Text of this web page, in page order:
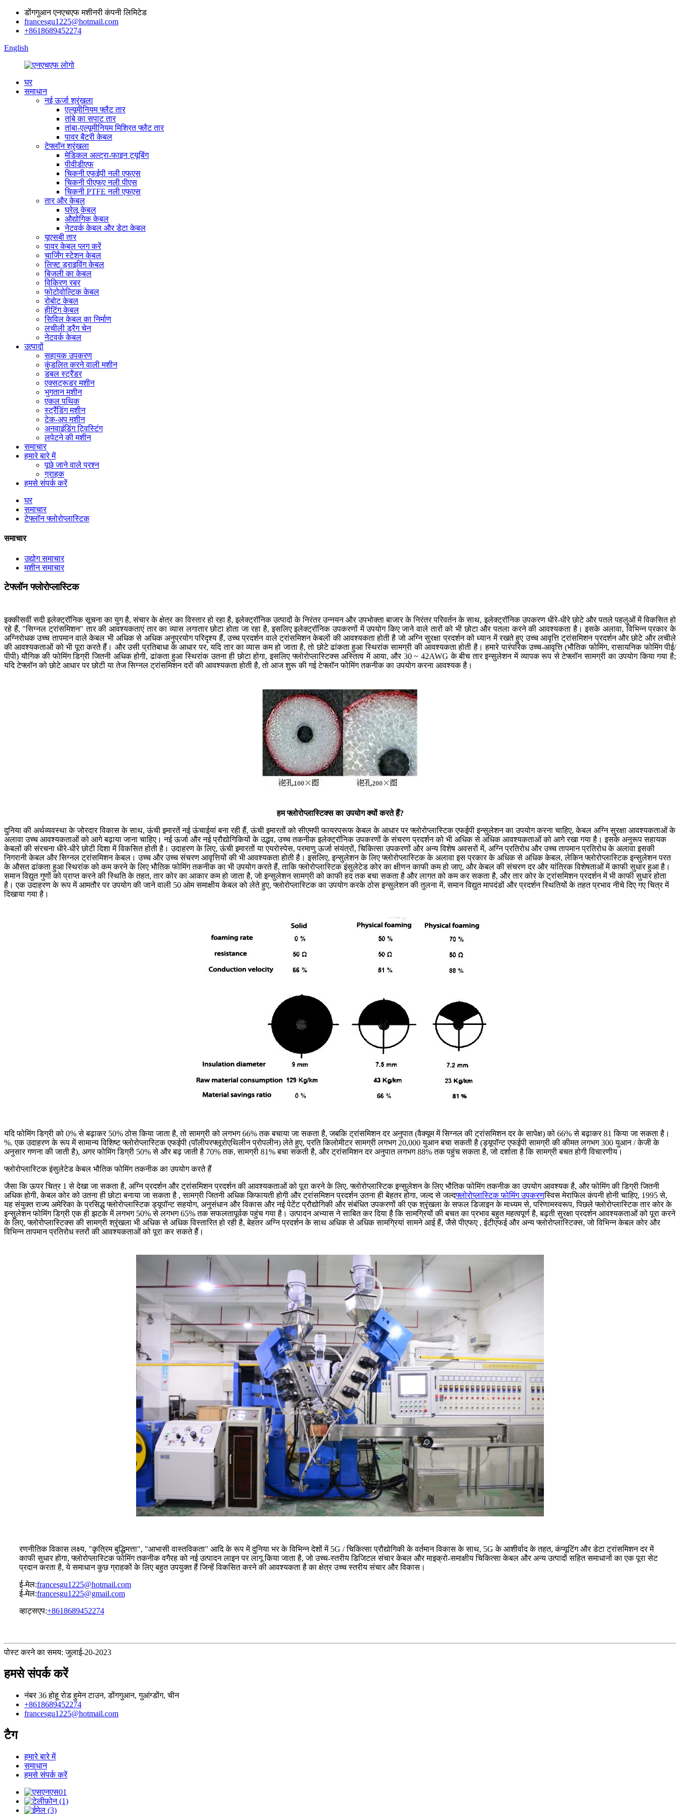
डोंगगुआन एनएचएफ मशीनरी कंपनी लिमिटेड
francesgu1225@hotmail.com
+8618689452274
English
घर
समाधान
नई ऊर्जा श्रृंखला
एल्यूमीनियम फ्लैट तार
तांबे का सपाट तार
तांबा-एल्यूमीनियम मिश्रित फ्लैट तार
पावर बैटरी केबल
टेफ्लॉन श्रृंखला
मेडिकल अल्ट्रा-फाइन ट्यूबिंग
पीवीडीएफ
चिकनी एफईपी नली एफएस
चिकनी पीएफए ​​नली पीएस
चिकनी PTFE नली एफएस
तार और केबल
घरेलू केबल
औद्योगिक केबल
नेटवर्क केबल और डेटा केबल
यूएसबी तार
पावर केबल प्लग करें
चार्जिंग स्टेशन केबल
लिफ्ट ड्राइविंग केबल
बिजली का केबल
विकिरण रबर
फोटोवोल्टिक केबल
रोबोट केबल
हीटिंग केबल
सिविल केबल का निर्माण
लचीली ड्रैग चेन
नेटवर्क केबल
उत्पादों
सहायक उपकरण
कुंडलित करने वाली मशीन
डबल स्ट्रैंडर
एक्सट्रूडर मशीन
भुगतान मशीन
एकल पथिक
स्ट्रैंडिंग मशीन
टेक-अप मशीन
अनवाइंडिंग ट्विस्टिंग
लपेटने की मशीन
समाचार
हमारे बारे में
पूछे जाने वाले प्रश्न
ग्राहक
हमसे संपर्क करें
घर
समाचार
टेफ्लॉन फ्लोरोप्लास्टिक
समाचार
उद्योग समाचार
मशीन समाचार
टेफ्लॉन फ्लोरोप्लास्टिक
इक्कीसवीं सदी इलेक्ट्रॉनिक सूचना का युग है, संचार के क्षेत्र का विस्तार हो रहा है, इलेक्ट्रॉनिक उत्पादों के निरंतर उन्नयन और उपभोक्ता बाजार के निरंतर परिवर्तन के साथ, इलेक्ट्रॉनिक उपकरण धीरे-धीरे छोटे और पतले पहलुओं में विकसित हो
रहे हैं, "सिग्नल ट्रांसमिशन" तार की आवश्यकताएं तार का व्यास लगातार छोटा होता जा रहा है, इसलिए इलेक्ट्रॉनिक उपकरणों में उपयोग किए जाने वाले तारों को भी छोटा और पतला करने की आवश्यकता है। इसके अलावा, विभिन्न प्रकार के
अग्निरोधक उच्च तापमान वाले केबल भी अधिक से अधिक अनुप्रयोग परिदृश्य हैं, उच्च प्रदर्शन वाले ट्रांसमिशन केबलों की आवश्यकता होती है जो अग्नि सुरक्षा प्रदर्शन को ध्यान में रखते हुए उच्च आवृत्ति ट्रांसमिशन प्रदर्शन और छोटे और लचीले
की आवश्यकताओं को भी पूरा करते हैं। और उसी प्रतिबाधा के आधार पर, यदि तार का व्यास कम हो जाता है, तो छोटे ढांकता हुआ स्थिरांक सामग्री की आवश्यकता होती है। हमारे पारंपरिक उच्च-आवृत्ति (भौतिक फोमिंग, रासायनिक फोमिंग पीई/
पीपी) यौगिक की फोमिंग डिग्री जितनी अधिक होगी, ढांकता हुआ स्थिरांक उतना ही छोटा होगा, इसलिए फ्लोरोप्लास्टिक्स अस्तित्व में आया, और 30 ~ 42AWG के बीच तार इन्सुलेशन में व्यापक रूप से टेफ्लॉन सामग्री का उपयोग किया गया है;
यदि टेफ्लॉन को छोटे आधार पर छोटी या तेज सिग्नल ट्रांसमिशन दरों की आवश्यकता होती है, तो आज शुरू की गई टेफ्लॉन फोमिंग तकनीक का उपयोग करना आवश्यक है।
हम फ्लोरोप्लास्टिक्स का उपयोग क्यों करते हैं?
दुनिया की अर्थव्यवस्था के जोरदार विकास के साथ, ऊंची इमारतें नई ऊंचाईयां बना रही हैं, ऊंची इमारतों को सीएमपी फायरप्रूफ केबल के आधार पर फ्लोरोप्लास्टिक एफईपी इन्सुलेशन का उपयोग करना चाहिए, केबल अग्नि सुरक्षा आवश्यकताओं के
अलावा उच्च आवश्यकताओं को आगे बढ़ाया जाना चाहिए। नई ऊर्जा और नई प्रौद्योगिकियों के उद्भव, उच्च तकनीक इलेक्ट्रॉनिक उपकरणों के संचरण प्रदर्शन को भी अधिक से अधिक आवश्यकताओं को आगे रखा गया है। इसके अनुरूप सहायक
केबलों की संरचना धीरे-धीरे छोटी दिशा में विकसित होती है। उदाहरण के लिए, ऊंची इमारतों या एयरोस्पेस, परमाणु ऊर्जा संयंत्रों, चिकित्सा उपकरणों और अन्य विशेष अवसरों में, अग्नि प्रतिरोध और उच्च तापमान प्रतिरोध के अलावा इसकी
निगरानी केबल और सिग्नल ट्रांसमिशन केबल। उच्च और उच्च संचरण आवृत्तियों की भी आवश्यकता होती है। इसलिए, इन्सुलेशन के लिए फ्लोरोप्लास्टिक के अलावा इस प्रकार के अधिक से अधिक केबल, लेकिन फ्लोरोप्लास्टिक इन्सुलेशन परत
के औसत ढांकता हुआ स्थिरांक को कम करने के लिए भौतिक फोमिंग तकनीक का भी उपयोग करते हैं, ताकि फ्लोरोप्लास्टिक इंसुलेटेड कोर का क्षीणन काफी कम हो जाए, और केबल की संचरण दर और यांत्रिक विशेषताओं में काफी सुधार हुआ है।
समान विद्युत गुणों को प्राप्त करने की स्थिति के तहत, तार कोर का आकार कम हो जाता है, जो इन्सुलेशन सामग्री को काफी हद तक बचा सकता है और लागत को कम कर सकता है, और तार कोर के ट्रांसमिशन प्रदर्शन में भी काफी सुधार होता
है। एक उदाहरण के रूप में आमतौर पर उपयोग की जाने वाली 50 ओम समाक्षीय केबल को लेते हुए, फ्लोरोप्लास्टिक का उपयोग करके ठोस इन्सुलेशन की तुलना में, समान विद्युत मापदंडों और प्रदर्शन स्थितियों के तहत प्रभाव नीचे दिए गए चित्र में
दिखाया गया है।
यदि फोमिंग डिग्री को 0% से बढ़ाकर 50% ठोस किया जाता है, तो सामग्री को लगभग 66% तक बचाया जा सकता है, जबकि ट्रांसमिशन दर अनुपात (वैक्यूम में सिग्नल की ट्रांसमिशन दर के सापेक्ष) को 66% से बढ़ाकर 81 किया जा सकता है।
%. एक उदाहरण के रूप में सामान्य विशिष्ट फ्लोरोप्लास्टिक एफईपी (पॉलीपरफ्लूरोएथिलीन प्रोपलीन) लेते हुए, प्रति किलोमीटर सामग्री लगभग 20,000 युआन बचा सकती है (ड्यूपॉन्ट एफईपी सामग्री की कीमत लगभग 300 युआन / केजी के
अनुसार गणना की जाती है), अगर फोमिंग डिग्री 50% से और बढ़ जाती है 70% तक, सामग्री 81% बचा सकती है, और ट्रांसमिशन दर अनुपात लगभग 88% तक पहुंच सकता है, जो दर्शाता है कि सामग्री बचत होगी विचारणीय।
फ्लोरोप्लास्टिक इंसुलेटेड केबल भौतिक फोमिंग तकनीक का उपयोग करते हैं
जैसा कि ऊपर चित्र 1 से देखा जा सकता है, अग्नि प्रदर्शन और ट्रांसमिशन प्रदर्शन की आवश्यकताओं को पूरा करने के लिए, फ्लोरोप्लास्टिक इन्सुलेशन के लिए भौतिक फोमिंग तकनीक का उपयोग आवश्यक है, और फोमिंग की डिग्री जितनी
अधिक होगी, केबल कोर को उतना ही छोटा बनाया जा सकता है , सामग्री जितनी अधिक किफायती होगी और ट्रांसमिशन प्रदर्शन उतना ही बेहतर होगा, जल्द से जल्दफ्लोरोप्लास्टिक फोमिंग उपकरणस्विस मेराफिल कंपनी होनी चाहिए, 1995 से,
यह संयुक्त राज्य अमेरिका के प्रसिद्ध फ्लोरोप्लास्टिक ड्यूपॉन्ट सहयोग, अनुसंधान और विकास और नई पेटेंट प्रौद्योगिकी और संबंधित उपकरणों की एक श्रृंखला के सफल डिजाइन के माध्यम से, परिणामस्वरूप, पिछले फ्लोरोप्लास्टिक तार कोर के
इन्सुलेशन फोमिंग डिग्री एक ही झटके में लगभग 50% से लगभग 65% तक सफलतापूर्वक पहुंच गया है। उत्पादन अभ्यास ने साबित कर दिया है कि सामग्रियों की बचत का प्रभाव बहुत महत्वपूर्ण है, बढ़ती सुरक्षा प्रदर्शन आवश्यकताओं को पूरा करने
के लिए, फ्लोरोप्लास्टिक्स की सामग्री श्रृंखला भी अधिक से अधिक विस्तारित हो रही है, बेहतर अग्नि प्रदर्शन के साथ अधिक से अधिक सामग्रियां सामने आई हैं, जैसे पीएफए , ईटीएफई और अन्य फ्लोरोप्लास्टिक्स, जो विभिन्न केबल कोर और
विभिन्न तापमान प्रतिरोध स्तरों की आवश्यकताओं को पूरा कर सकते हैं।
रणनीतिक विकास लक्ष्य, "कृत्रिम बुद्धिमत्ता", "आभासी वास्तविकता" आदि के रूप में दुनिया भर के विभिन्न देशों में 5G / चिकित्सा प्रौद्योगिकी के वर्तमान विकास के साथ, 5G के आशीर्वाद के तहत, कंप्यूटिंग और डेटा ट्रांसमिशन दर में
काफी सुधार होगा, फ्लोरोप्लास्टिक फोमिंग तकनीक वगैरह को नई उत्पादन लाइन पर लागू किया जाता है, जो उच्च-स्तरीय डिजिटल संचार केबल और माइक्रो-समाक्षीय चिकित्सा केबल और अन्य उत्पादों सहित समाधानों का एक पूरा सेट
प्रदान करता है, ये समाधान कुछ ग्राहकों के लिए बहुत उपयुक्त हैं जिन्हें विकसित करने की आवश्यकता है का क्षेत्र उच्च स्तरीय संचार और विकास।
ई-मेल:francesgu1225@hotmail.com
ई-मेल:francesgu1225@gmail.com
व्हाट्सएप:+8618689452274
पोस्ट करने का समय: जुलाई-20-2023
हमसे संपर्क करें
नंबर 36 होहू रोड हुमेन टाउन, डोंगगुआन, गुआंग्डोंग, चीन
+8618689452274
francesgu1225@hotmail.com
टैग
हमारे बारे में
समाधान
हमसे संपर्क करें